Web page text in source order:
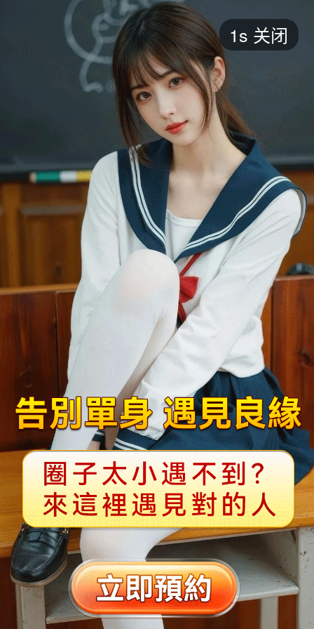
短剧
最热 添加 评分
都市 甜宠 逆袭 玄幻
2025 2024 2023 2022
全部 大陆 香港 台湾 美国 韩国 日本
1s 关闭